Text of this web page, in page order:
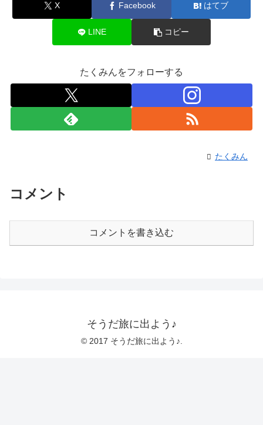
X Facebook はてブ
LINE コピー
たくみんをフォローする
たくみん
コメント
コメントを書き込む
そうだ旅に出よう♪
© 2017 そうだ旅に出よう♪.